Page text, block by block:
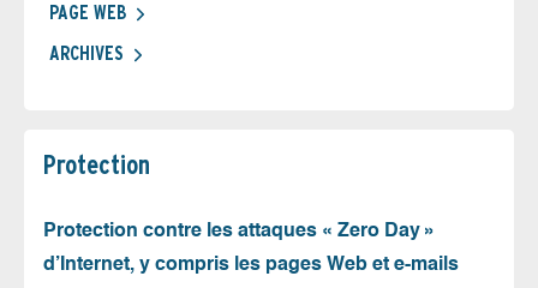
PAGE WEB
ARCHIVES
Protection
Protection contre les attaques « Zero Day »
d’Internet, y compris les pages Web et e-mails